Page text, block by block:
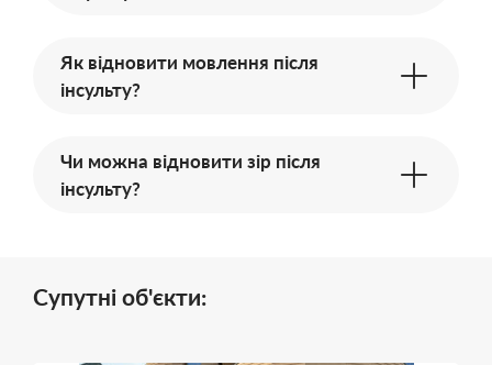
Як відновити мовлення після
інсульту?
Чи можна відновити зір після
інсульту?
Супутні об'єкти: